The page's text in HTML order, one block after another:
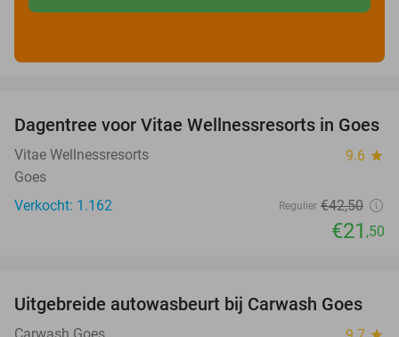
49%
Dagentree voor Vitae Wellnessresorts in Goes
Vitae Wellnessresorts 9.6 star
Goes
Verkocht: 1.162
Regulier €42,50
€21 ,50
36%
Uitgebreide autowasbeurt bij Carwash Goes